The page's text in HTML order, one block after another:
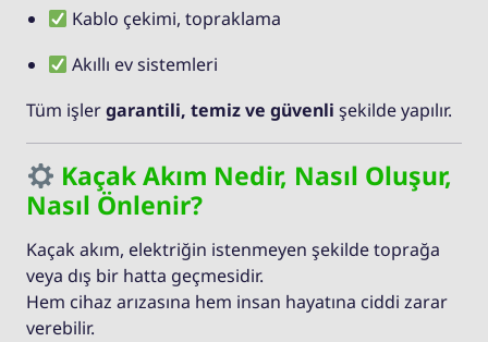
Kablo çekimi, topraklama
Akıllı ev sistemleri
Tüm işlergarantili, temiz ve güvenli şekilde yapılır.
Kaçak Akım Nedir, Nasıl Oluşur,
Nasıl Önlenir?
Kaçak akım, elektriğin istenmeyen şekilde toprağa
veya dış bir hatta geçmesidir.
Hem cihaz arızasına hem insan hayatına ciddi zarar
verebilir.